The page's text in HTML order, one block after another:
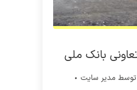
توسط مدیر سایت